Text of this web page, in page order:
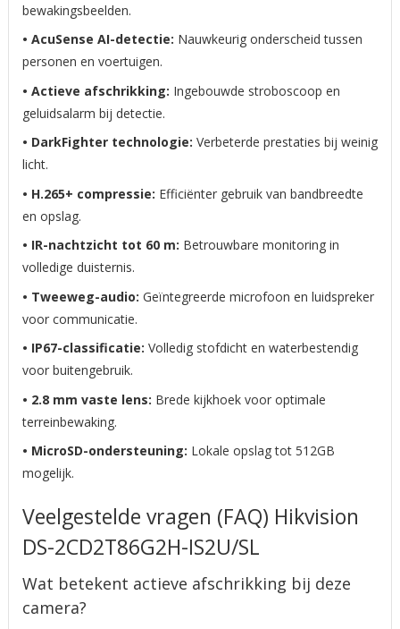
bewakingsbeelden.
• AcuSense AI-detectie: Nauwkeurig onderscheid tussen
personen en voertuigen.
• Actieve afschrikking: Ingebouwde stroboscoop en
geluidsalarm bij detectie.
• DarkFighter technologie: Verbeterde prestaties bij weinig
licht.
• H.265+ compressie: Efficiënter gebruik van bandbreedte
en opslag.
• IR-nachtzicht tot 60 m: Betrouwbare monitoring in
volledige duisternis.
• Tweeweg-audio: Geïntegreerde microfoon en luidspreker
voor communicatie.
• IP67-classificatie: Volledig stofdicht en waterbestendig
voor buitengebruik.
• 2.8 mm vaste lens: Brede kijkhoek voor optimale
terreinbewaking.
• MicroSD-ondersteuning: Lokale opslag tot 512GB
mogelijk.
Veelgestelde vragen (FAQ) Hikvision
DS-2CD2T86G2H-IS2U/SL
Wat betekent actieve afschrikking bij deze
camera?